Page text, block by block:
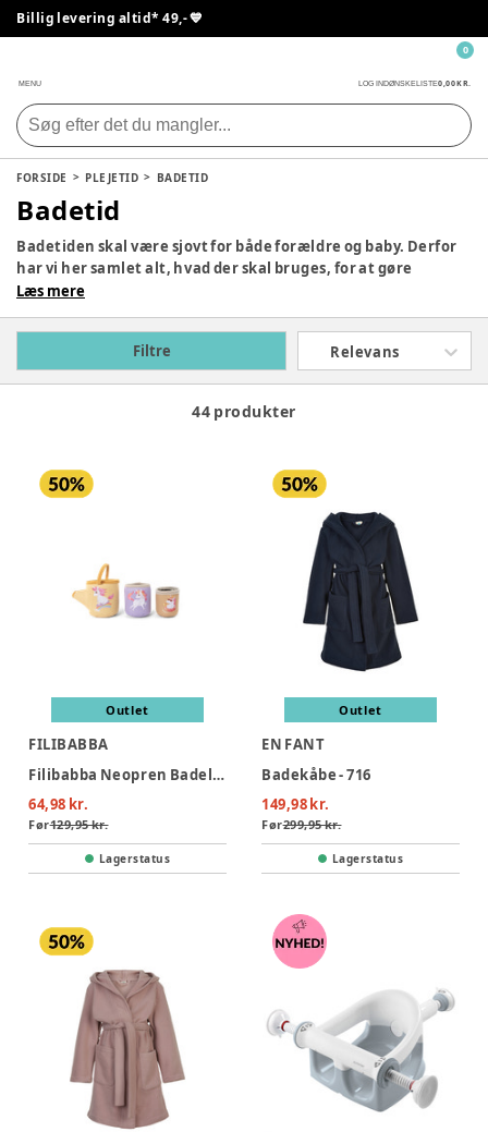
Billig levering altid* 49,- 💙
MENU LOG INDØNSKELISTE0,00 KR.
0
FORSIDE PLEJETID BADETID
Badetid
Badetiden skal være sjovt for både forældre og baby. Derfor
har vi her samlet alt, hvad der skal bruges, for at gøre
badetiden til en sjov fornøjelse. For mange børn er det
blandt andet også et stort udvalg af badelegetøj her. Gå på
jagt i vores store udvalg af tilbehør til badetiden, og find det
du netop står og mangler – god fornøjelse!
Læs mere
Filtre Relevans
44 produkter
Outlet
FILIBABBA
Filibabba Neopren Badelegetøj - Unicorn-kopper
64,98 kr.
Før129,95 kr.
Lagerstatus
Outlet
EN FANT
Badekåbe - 716
149,98 kr.
Før299,95 kr.
Lagerstatus